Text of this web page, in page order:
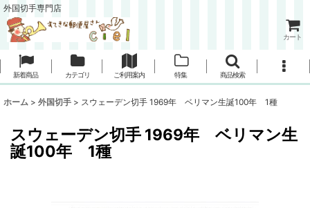
外国切手専門店
カート
新着商品 カテゴリ ご利用案内 特集 商品検索
ホーム > 外国切手 > スウェーデン切手 1969年 ベリマン生誕100年 1種
スウェーデン切手 1969年 ベリマン生
誕100年 1種